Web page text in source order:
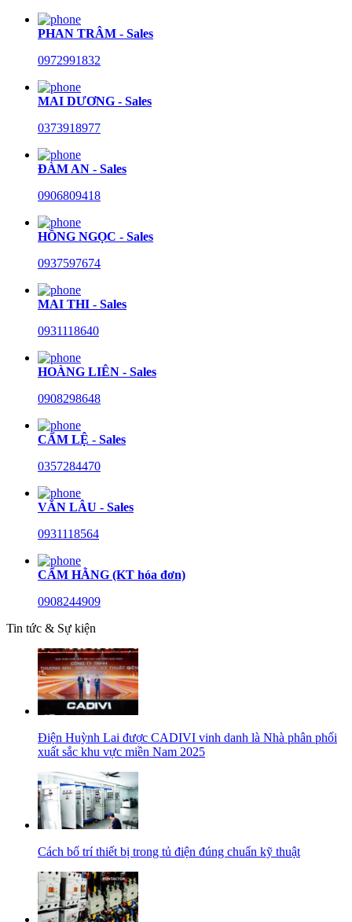
PHAN TRÂM - Sales
0972991832
MAI DƯƠNG - Sales
0373918977
ĐÀM AN - Sales
0906809418
HỒNG NGỌC - Sales
0937597674
MAI THI - Sales
0931118640
HOÀNG LIÊN - Sales
0908298648
CẨM LỆ - Sales
0357284470
VĂN LÂU - Sales
0931118564
CẨM HẰNG (KT hóa đơn)
0908244909
Tin tức & Sự kiện
Điện Huỳnh Lai được CADIVI vinh danh là Nhà phân phối
xuất sắc khu vực miền Nam 2025
Cách bố trí thiết bị trong tủ điện đúng chuẩn kỹ thuật